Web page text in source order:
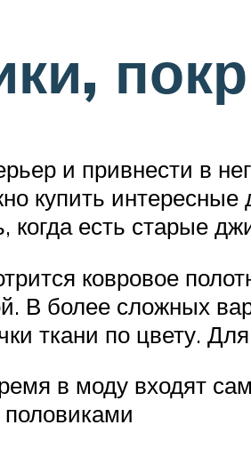
и привнести в
купить
когда есть старые
ковровое
В более сложных
ткани по цвету.
в моду входят